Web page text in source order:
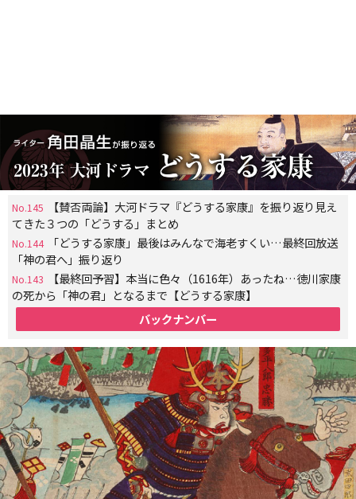
No.145
【賛否両論】大河ドラマ『どうする家康』を振り返り見え
てきた３つの「どうする」まとめ
No.144
「どうする家康」最後はみんなで海老すくい…最終回放送
「神の君へ」振り返り
No.143
【最終回予習】本当に色々（1616年）あったね…徳川家康
の死から「神の君」となるまで【どうする家康】
バックナンバー